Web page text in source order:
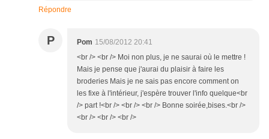
Répondre
P Pom 15/08/2012 20:41
<br /> <br /> Moi non plus, je ne saurai où le mettre !
Mais je pense que j'aurai du plaisir à faire les
broderies Mais je ne sais pas encore comment on
les fixe à l'intérieur, j'espère trouver l'info quelque<br
/> part !<br /> <br /> <br /> Bonne soirée,bises.<br />
<br /> <br /> <br />